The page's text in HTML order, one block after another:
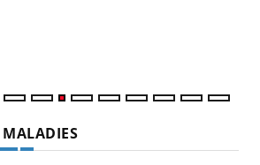
MALADIES